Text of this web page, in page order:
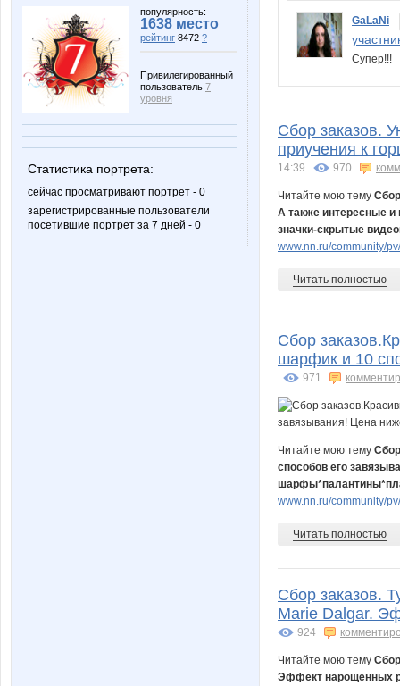
популярность:
1638 место
рейтинг 8472 ?
Привилегированный
пользователь 7
уровня
Статистика портрета:
сейчас просматривают портрет - 0
зарегистрированные пользователи
посетившие портрет за 7 дней - 0
GaLaNi
Супер!!!
Сбор заказов.
приучения к
14:39 970
Читайте мою тему
А также интересные
значки-скрытые
www.nn.ru/community/
Читать полностью
Сбор
шарфик и 10
971
Читайте мою тему
способов его
www.nn.ru/community/
Читать полностью
Сбор заказов.
Marie Dalgar.
924
Читайте мою тему
Эффект нарощенных